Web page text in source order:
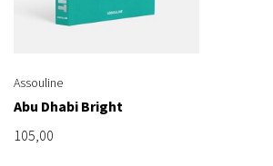
Assouline
Abu Dhabi Bright
105,00